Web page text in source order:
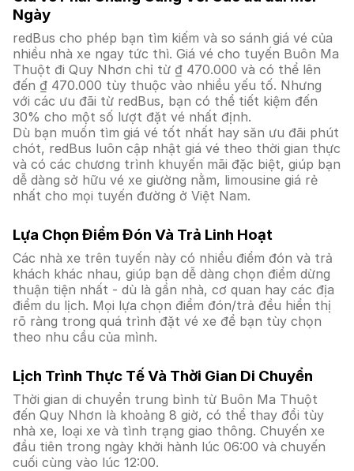
Ngày
redBus cho phép bạn tìm kiếm và so sánh giá vé của
nhiều nhà xe ngay tức thì. Giá vé cho tuyến Buôn Ma
Thuột đi Quy Nhơn chỉ từ ₫ 470.000 và có thể lên
đến ₫ 470.000 tùy thuộc vào nhiều yếu tố. Nhưng
với các ưu đãi từ redBus, bạn có thể tiết kiệm đến
30% cho một số lượt đặt vé nhất định.
Dù bạn muốn tìm giá vé tốt nhất hay săn ưu đãi phút
chót, redBus luôn cập nhật giá vé theo thời gian thực
và có các chương trình khuyến mãi đặc biệt, giúp bạn
dễ dàng sở hữu vé xe giường nằm, limousine giá rẻ
nhất cho mọi tuyến đường ở Việt Nam.
Lựa Chọn Điểm Đón Và Trả Linh Hoạt
Các nhà xe trên tuyến này có nhiều điểm đón và trả
khách khác nhau, giúp bạn dễ dàng chọn điểm dừng
thuận tiện nhất - dù là gần nhà, cơ quan hay các địa
điểm du lịch. Mọi lựa chọn điểm đón/trả đều hiển thị
rõ ràng trong quá trình đặt vé xe để bạn tùy chọn
theo nhu cầu của mình.
Lịch Trình Thực Tế Và Thời Gian Di Chuyển
Thời gian di chuyển trung bình từ Buôn Ma Thuột
đến Quy Nhơn là khoảng 8 giờ, có thể thay đổi tùy
nhà xe, loại xe và tình trạng giao thông. Chuyến xe
đầu tiên trong ngày khởi hành lúc 06:00 và chuyến
cuối cùng vào lúc 12:00.